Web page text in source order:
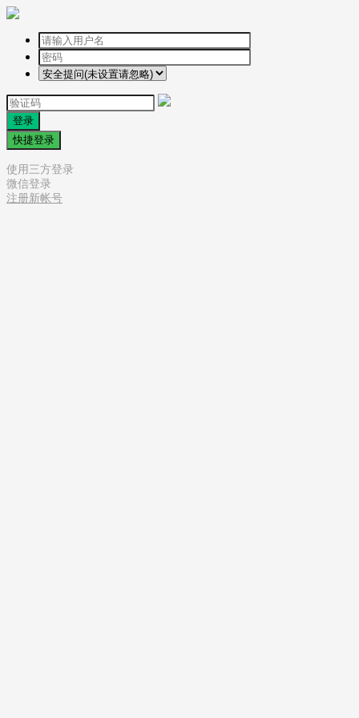
登录
快捷登录
使用三方登录
微信登录
注册新帐号